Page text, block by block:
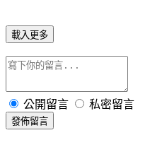
載入更多
公開留言 私密留言
發佈留言